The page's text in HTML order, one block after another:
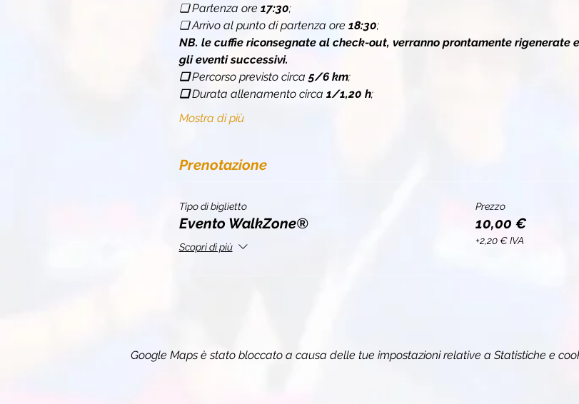
❏ Partenza ore 17:30;
❏ Arrivo al punto di partenza ore 18:30;
NB. le cuffie riconsegnate al check-out, verranno prontamente rigenerate
gli eventi successivi.
❏ Percorso previsto circa 5/6 km;
❏ Durata allenamento circa 1/1,20 h;
Mostra di più
Prenotazione
Tipo di biglietto
Evento WalkZone®
Scopri di più
Prezzo
10,00 €
+2,20 € IVA
Google Maps è stato bloccato a causa delle tue impostazioni relative a Statistiche e